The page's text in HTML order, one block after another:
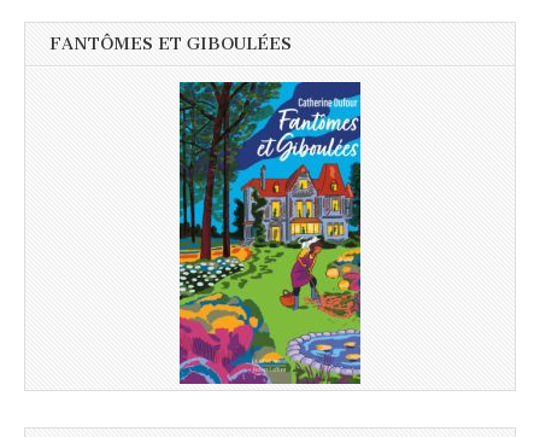
FANTÔMES ET GIBOULÉES